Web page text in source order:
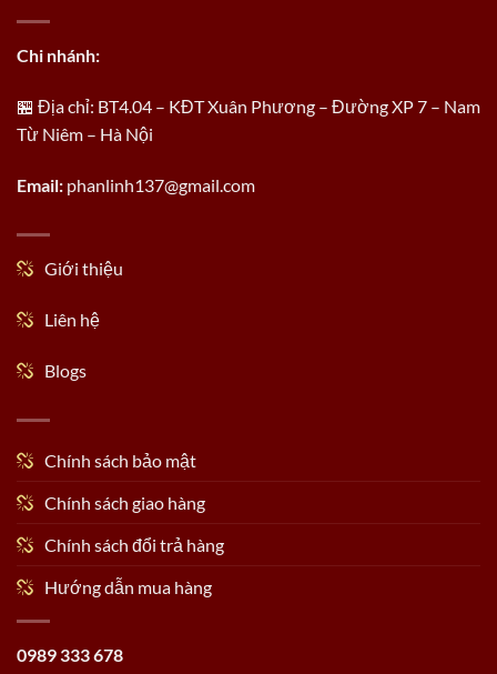
Chi nhánh:
🏪 Địa chỉ: BT4.04 – KĐT Xuân Phương – Đường XP 7 – Nam
Từ Niêm – Hà Nội
Email: phanlinh137@gmail.com
Giới thiệu
Liên hệ
Blogs
Chính sách bảo mật
Chính sách giao hàng
Chính sách đổi trả hàng
Hướng dẫn mua hàng
0989 333 678